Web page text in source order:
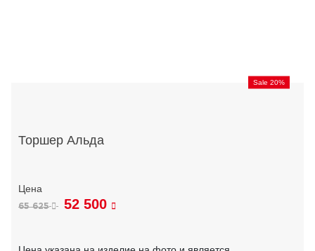
Sale 20%
Торшер Альда
65 625 52 500